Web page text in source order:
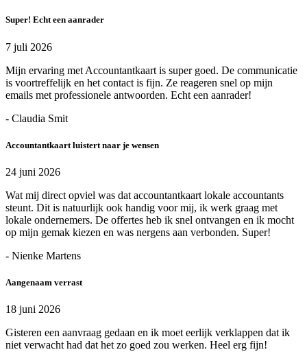
Super! Echt een aanrader
7 juli 2026
Mijn ervaring met Accountantkaart is super goed. De communicatie
is voortreffelijk en het contact is fijn. Ze reageren snel op mijn
emails met professionele antwoorden. Echt een aanrader!
- Claudia Smit
Accountantkaart luistert naar je wensen
24 juni 2026
Wat mij direct opviel was dat accountantkaart lokale accountants
steunt. Dit is natuurlijk ook handig voor mij, ik werk graag met
lokale ondernemers. De offertes heb ik snel ontvangen en ik mocht
op mijn gemak kiezen en was nergens aan verbonden. Super!
- Nienke Martens
Aangenaam verrast
18 juni 2026
Gisteren een aanvraag gedaan en ik moet eerlijk verklappen dat ik
niet verwacht had dat het zo goed zou werken. Heel erg fijn!